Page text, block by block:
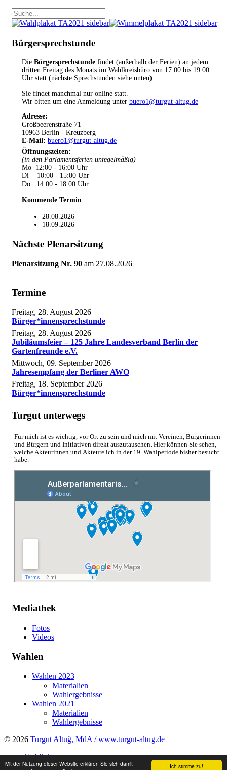
Ich stimme zu!
Mit der Nutzung dieser Website erklären Sie sich damit
Bürgersprechstunde
Die Bürgersprechstunde findet (außerhalb der Ferien) an jedem
dritten Freitag des Monats im Wahlkreisbüro von 17.00 bis 19.00
Uhr statt (nächste Sprechstunden siehe unten).
Sie findet manchmal nur online statt.
Wir bitten um eine Anmeldung unter buero1@turgut-altug.de
Adresse:
Großbeerenstraße 71
10963 Berlin - Kreuzberg
E-Mail: buero1@turgut-altug.de
Öffnungszeiten:
(in den Parlamentsferien unregelmäßig)
Mo 12:00 - 16:00 Uhr
Di 10:00 - 15:00 Uhr
Do 14:00 - 18:00 Uhr
Kommende Termin
28.08.2026
18.09.2026
Nächste Plenarsitzung
Plenarsitzung Nr. 90 am 27.08.2026
Termine
Freitag, 28. August 2026
Bürger*innensprechstunde
Freitag, 28. August 2026
Jubiläumsfeier – 125 Jahre Landesverband Berlin der
Gartenfreunde e.V.
Mittwoch, 09. September 2026
Jahresempfang der Berliner AWO
Freitag, 18. September 2026
Bürger*innensprechstunde
Turgut unterwegs
Für mich ist es wichtig, vor Ort zu sein und mich mit Vereinen, Bürgerinnen
und Bürgern und Initiativen direkt auszutauschen. Hier können Sie sehen,
welche Akteurinnen und Akteure ich in der 19. Wahlperiode bisher besucht
habe.
Mediathek
Fotos
Videos
Wahlen
Wahlen 2023
Materialien
Wahlergebnisse
Wahlen 2021
Materialien
Wahlergebnisse
© 2026 Turgut Altuğ, MdA / www.turgut-altug.de
Weblinks
Impressum